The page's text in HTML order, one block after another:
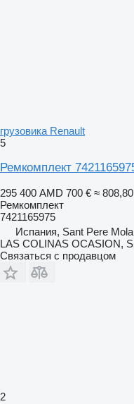
грузовика Renault
5
Ремкомплект
295 400 AMD 700 € ≈
Ремкомплект
7421165975
Испания, Sant Pere
LAS COLINAS OCASION,
Связаться с продавцом
2